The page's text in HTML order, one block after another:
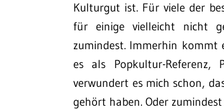
Kulturgut ist. Für viele der
für einige vielleicht nicht
zumindest. Immerhin kommt
es als Popkultur-Referenz,
verwundert es mich schon,
gehört haben. Oder